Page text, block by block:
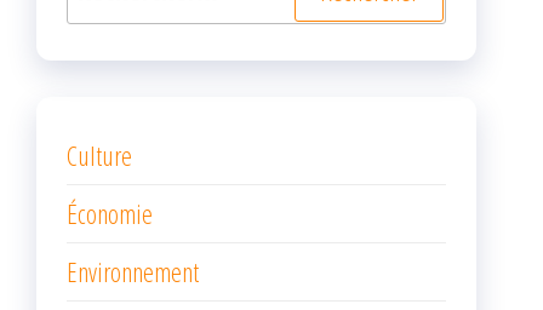
Culture
Économie
Environnement